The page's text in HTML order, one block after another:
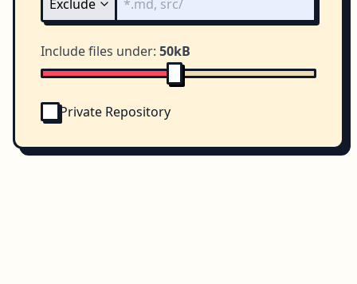
Include files under: 50kB
Private Repository